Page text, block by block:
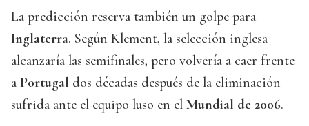
La predicción reserva también un golpe para
Inglaterra. Según Klement, la selección inglesa
alcanzaría las semifinales, pero volvería a caer frente
a Portugal dos décadas después de la eliminación
sufrida ante el equipo luso en el Mundial de 2006.